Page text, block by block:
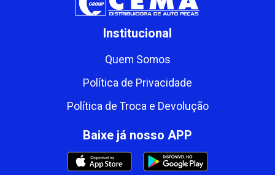
Institucional
Quem Somos
Política de Privacidade
Política de Troca e Devolução
Baixe já nosso APP